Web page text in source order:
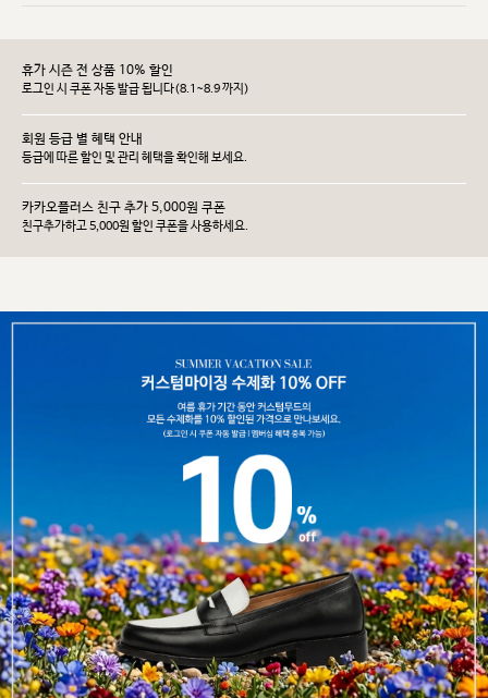
휴가 시즌 전 상품 10% 할인
로그인 시 쿠폰 자동 발급 됩니다(8.1~8.9 까지)
회원 등급 별 혜택 안내
등급에 따른 할인 및 관리 헤택을 확인해 보세요.
카카오플러스 친구 추가 5,000원 쿠폰
친구추가하고 5,000원 할인 쿠폰을 사용하세요.